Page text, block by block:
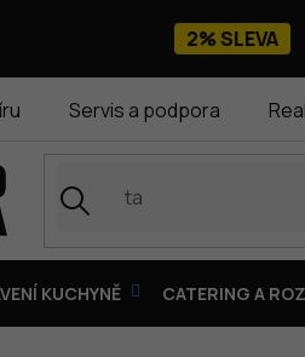
2% SLEVA
Servis a podpora
KUCHYNĚ CATERING A